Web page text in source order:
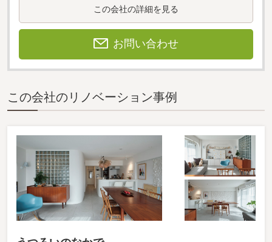
この会社の詳細を見る
お問い合わせ
この会社のリノベーション事例